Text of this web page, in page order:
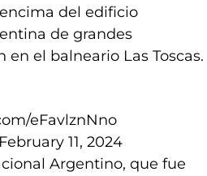
del edificio
de grandes
el balneario Las Toscas.
eFavlznNno
February 11, 2024
Argentino, que fue